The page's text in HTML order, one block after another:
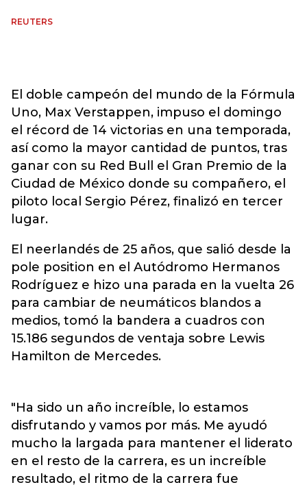
REUTERS
El doble campeón del mundo de la Fórmula
Uno, Max Verstappen, impuso el domingo
el récord de 14 victorias en una temporada,
así como la mayor cantidad de puntos, tras
ganar con su Red Bull el Gran Premio de la
Ciudad de México donde su compañero, el
piloto local Sergio Pérez, finalizó en tercer
lugar.
El neerlandés de 25 años, que salió desde la
pole position en el Autódromo Hermanos
Rodríguez e hizo una parada en la vuelta 26
para cambiar de neumáticos blandos a
medios, tomó la bandera a cuadros con
15.186 segundos de ventaja sobre Lewis
Hamilton de Mercedes.
"Ha sido un año increíble, lo estamos
disfrutando y vamos por más. Me ayudó
mucho la largada para mantener el liderato
en el resto de la carrera, es un increíble
resultado, el ritmo de la carrera fue